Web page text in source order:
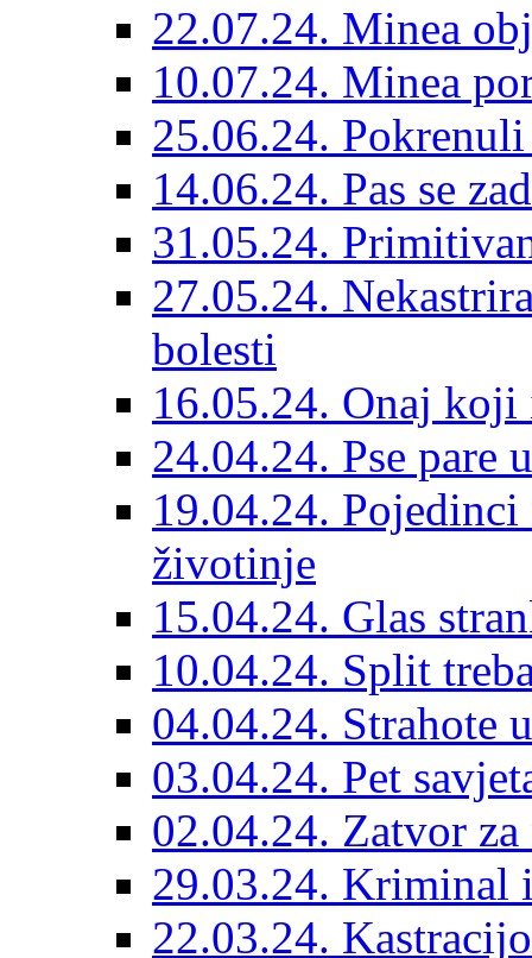
22.07.24. Minea
10.07.24. Minea
25.06.24.
14.06.24. Pas se
31.05.24.
27.05.24.
bolesti
16.05.24. Onaj koji
24.04.24. Pse pare
19.04.24.
životinje
15.04.24. Glas
10.04.24. Split
04.04.24. Strahote
03.04.24. Pet
02.04.24. Zatvor
29.03.24. Kriminal
22.03.24.